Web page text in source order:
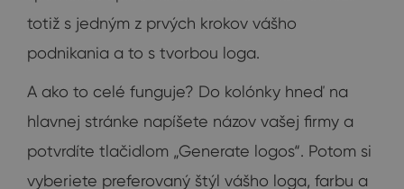
totiž s jedným z prvých krokov vášho
podnikania a to s tvorbou loga.
A ako to celé funguje? Do kolónky hneď na
hlavnej stránke napíšete názov vašej firmy a
potvrdíte tlačidlom „Generate logos“. Potom si
vyberiete preferovaný štýl vášho loga, farbu a